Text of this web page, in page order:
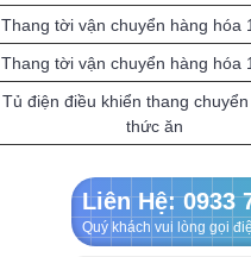
Thang tời vận chuyển hàng hóa
Thang tời vận chuyển hàng hóa
Tủ điện điều khiển thang
thức ăn
Liên Hệ: 0933
Quý khách vui lòng gọi